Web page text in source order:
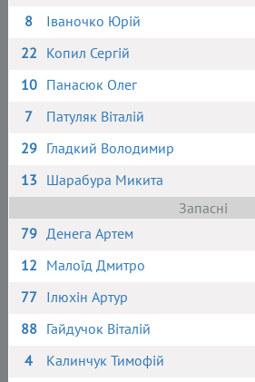
8
Іваночко Юрій
22 Копил Сергій
10 Панасюк Олег
7
Патуляк Віталій
29 Гладкий Володимир
13 Шарабура Микита
Запасні
79 Денега Артем
12 Малоїд Дмитро
77 Ілюхін Артур
88 Гайдучок Віталій
4
Калинчук Тимофій